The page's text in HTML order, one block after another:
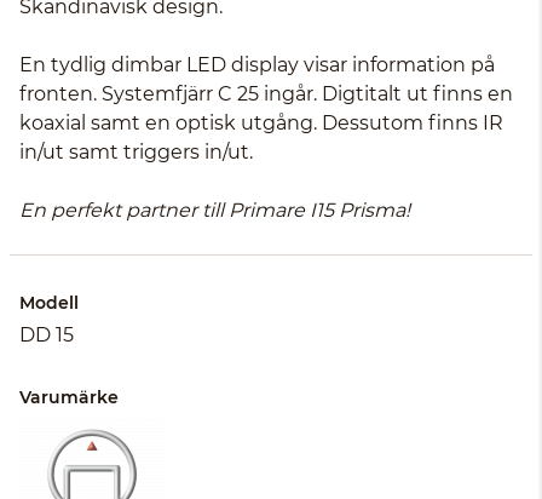
Skandinavisk design.
En tydlig dimbar LED display visar information på
fronten. Systemfjärr C 25 ingår. Digtitalt ut finns en
koaxial samt en optisk utgång. Dessutom finns IR
in/ut samt triggers in/ut.
En perfekt partner till Primare I15 Prisma!
Modell
DD 15
Varumärke